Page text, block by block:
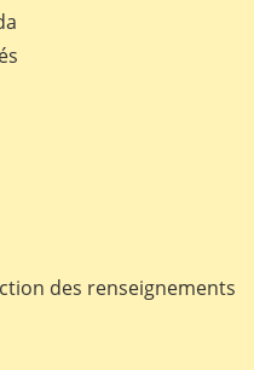
des renseignements